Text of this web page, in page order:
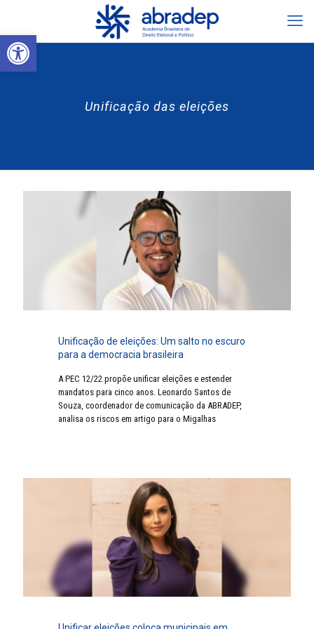
Abrir a barra de ferramentas
Unificação das eleições
Unificação de eleições: Um salto no escuro
para a democracia brasileira
A PEC 12/22 propõe unificar eleições e estender
mandatos para cinco anos. Leonardo Santos de
Souza, coordenador de comunicação da ABRADEP,
analisa os riscos em artigo para o Migalhas